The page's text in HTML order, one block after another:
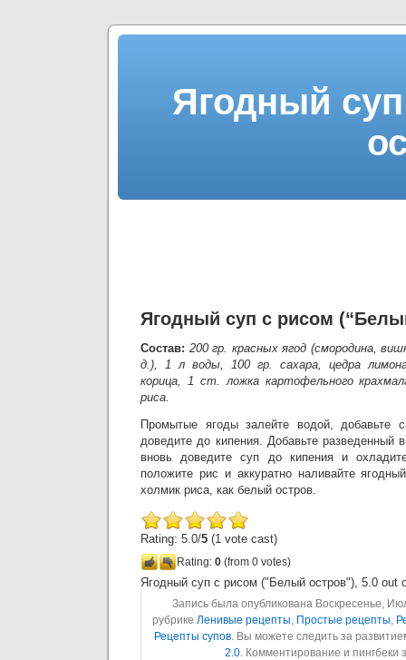
Ягодный
Ягодный суп с рисом
Состав: 200 гр. красных ягод (смородина,
д.), 1 л воды, 100 гр. сахара, цедра
корица, 1 ст. ложка картофельного
риса.
Промытые ягоды залейте водой, добавьте
доведите до кипения. Добавьте разведенный
вновь доведите суп до кипения и
положите рис и аккуратно наливайте
холмик риса, как белый остров.
Rating: 5.0/5 (1 vote cast)
Rating: 0 (from 0 votes)
Ягодный суп с рисом ("Белый остров"), 5.0 out
Запись была опубликована Воскресенье,
рубрике Ленивые рецепты, Простые рецепты,
Рецепты супов. Вы можете следить за
2.0. Комментирование и пингбеки